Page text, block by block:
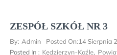
ZESPÓŁ SZKÓŁ NR 3
By: Admin Posted On:14 Sierpnia
Posted In : Kędzierzyn-Koźle,